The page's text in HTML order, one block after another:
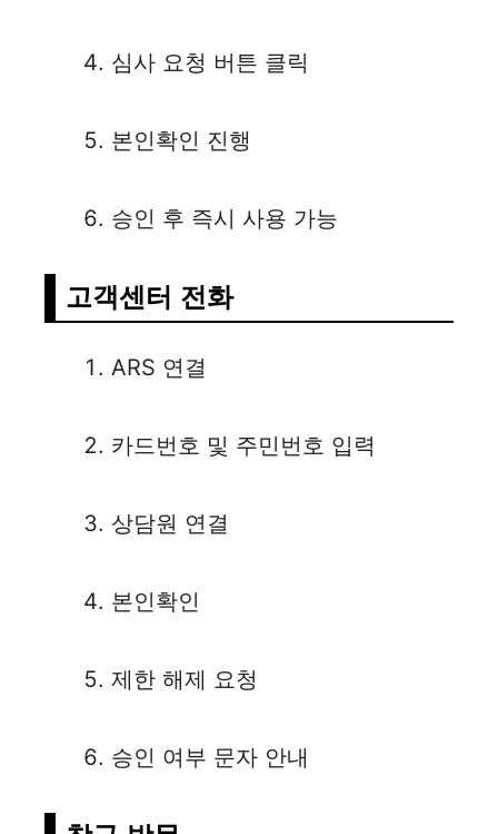
심사 요청 버튼 클릭
본인확인 진행
승인 후 즉시 사용 가능
고객센터 전화
ARS 연결
카드번호 및 주민번호 입력
상담원 연결
본인확인
제한 해제 요청
승인 여부 문자 안내